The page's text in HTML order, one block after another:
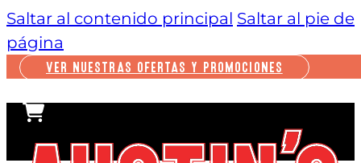
Saltar al contenido principal Saltar al pie de
página
VER NUESTRAS OFERTAS Y PROMOCIONES